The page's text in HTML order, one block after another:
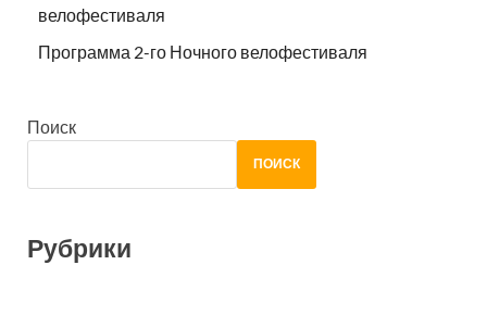
велофестиваля
Программа 2-го Ночного велофестиваля
Поиск
ПОИСК
Рубрики